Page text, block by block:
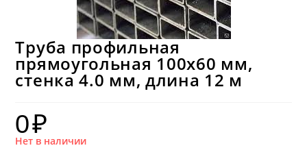
Труба профильная
прямоугольная 100х60 мм,
стенка 4.0 мм, длина 12 м
0₽
Нет в наличии